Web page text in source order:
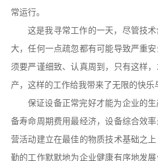
常运行。
这是我寻常工作的一天，尽管技
大，任何一点疏忽都有可能导致严重
须要严谨细致、认真周到，只有这样
产，这样的工作给我带来了无限的快乐
保证设备正常完好才能为企业的
备寿命周期费用最经济，设备综合效
营活动建立在最佳的物质技术基础之
勤的工作默默地为企业健康有序地发